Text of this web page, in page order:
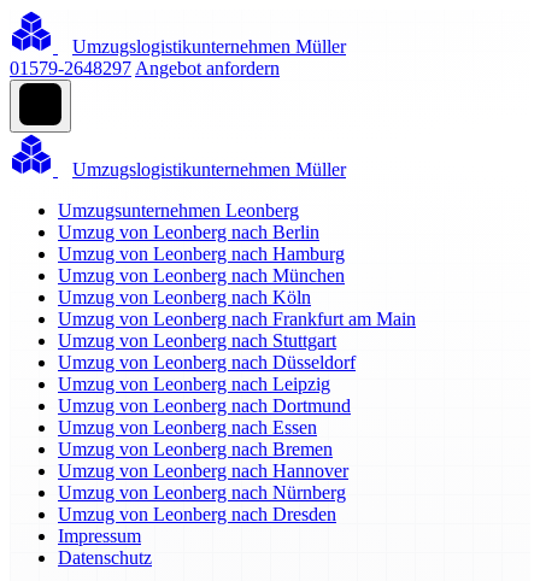
Umzugslogistikunternehmen Müller
01579-2648297 Angebot anfordern
Umzugslogistikunternehmen Müller
Umzugsunternehmen Leonberg
Umzug von Leonberg nach Berlin
Umzug von Leonberg nach Hamburg
Umzug von Leonberg nach München
Umzug von Leonberg nach Köln
Umzug von Leonberg nach Frankfurt am Main
Umzug von Leonberg nach Stuttgart
Umzug von Leonberg nach Düsseldorf
Umzug von Leonberg nach Leipzig
Umzug von Leonberg nach Dortmund
Umzug von Leonberg nach Essen
Umzug von Leonberg nach Bremen
Umzug von Leonberg nach Hannover
Umzug von Leonberg nach Nürnberg
Umzug von Leonberg nach Dresden
Impressum
Datenschutz